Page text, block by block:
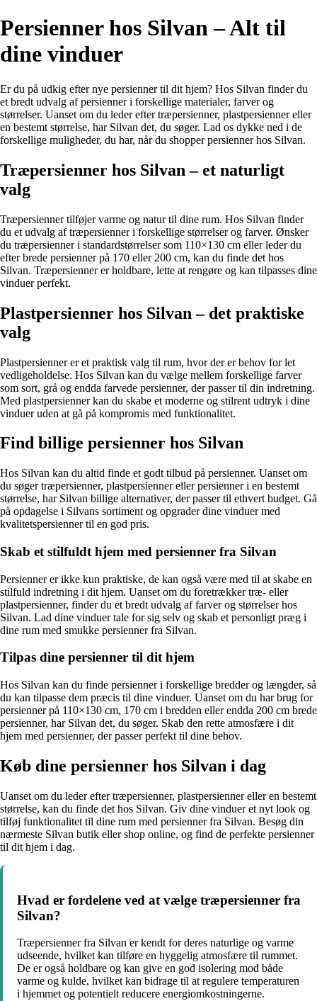
Persienner hos Silvan – Alt til
dine vinduer
Er du på udkig efter nye persienner til dit hjem? Hos Silvan finder du
et bredt udvalg af persienner i forskellige materialer, farver og
størrelser. Uanset om du leder efter træpersienner, plastpersienner eller
en bestemt størrelse, har Silvan det, du søger. Lad os dykke ned i de
forskellige muligheder, du har, når du shopper persienner hos Silvan.
Træpersienner hos Silvan – et naturligt
valg
Træpersienner tilføjer varme og natur til dine rum. Hos Silvan finder
du et udvalg af træpersienner i forskellige størrelser og farver. Ønsker
du træpersienner i standardstørrelser som 110×130 cm eller leder du
efter brede persienner på 170 eller 200 cm, kan du finde det hos
Silvan. Træpersienner er holdbare, lette at rengøre og kan tilpasses dine
vinduer perfekt.
Plastpersienner hos Silvan – det praktiske
valg
Plastpersienner er et praktisk valg til rum, hvor der er behov for let
vedligeholdelse. Hos Silvan kan du vælge mellem forskellige farver
som sort, grå og endda farvede persienner, der passer til din indretning.
Med plastpersienner kan du skabe et moderne og stilrent udtryk i dine
vinduer uden at gå på kompromis med funktionalitet.
Find billige persienner hos Silvan
Hos Silvan kan du altid finde et godt tilbud på persienner. Uanset om
du søger træpersienner, plastpersienner eller persienner i en bestemt
størrelse, har Silvan billige alternativer, der passer til ethvert budget. Gå
på opdagelse i Silvans sortiment og opgrader dine vinduer med
kvalitetspersienner til en god pris.
Skab et stilfuldt hjem med persienner fra Silvan
Persienner er ikke kun praktiske, de kan også være med til at skabe en
stilfuld indretning i dit hjem. Uanset om du foretrækker træ- eller
plastpersienner, finder du et bredt udvalg af farver og størrelser hos
Silvan. Lad dine vinduer tale for sig selv og skab et personligt præg i
dine rum med smukke persienner fra Silvan.
Tilpas dine persienner til dit hjem
Hos Silvan kan du finde persienner i forskellige bredder og længder, så
du kan tilpasse dem præcis til dine vinduer. Uanset om du har brug for
persienner på 110×130 cm, 170 cm i bredden eller endda 200 cm brede
persienner, har Silvan det, du søger. Skab den rette atmosfære i dit
hjem med persienner, der passer perfekt til dine behov.
Køb dine persienner hos Silvan i dag
Uanset om du leder efter træpersienner, plastpersienner eller en bestemt
størrelse, kan du finde det hos Silvan. Giv dine vinduer et nyt look og
tilføj funktionalitet til dine rum med persienner fra Silvan. Besøg din
nærmeste Silvan butik eller shop online, og find de perfekte persienner
til dit hjem i dag.
Hvad er fordelene ved at vælge træpersienner fra
Silvan?
Træpersienner fra Silvan er kendt for deres naturlige og varme
udseende, hvilket kan tilføre en hyggelig atmosfære til rummet.
De er også holdbare og kan give en god isolering mod både
varme og kulde, hvilket kan bidrage til at regulere temperaturen
i hjemmet og potentielt reducere energiomkostningerne.